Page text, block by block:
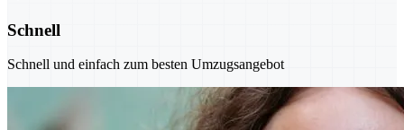
Schnell
Schnell und einfach zum besten Umzugsangebot